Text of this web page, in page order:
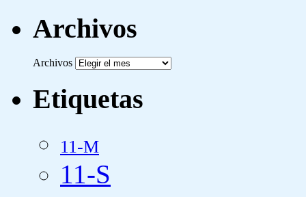
Archivos
Archivos
Etiquetas
11-M
11-S